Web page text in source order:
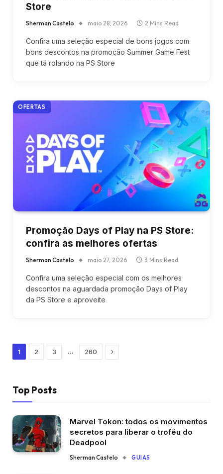
Store
Sherman Castelo maio 28, 2026 2 Mins Read
Confira uma seleção especial de bons jogos com
bons descontos na promoção Summer Game Fest
que tá rolando na PS Store
OFERTAS
Promoção Days of Play na PS Store:
confira as melhores ofertas
Sherman Castelo maio 27, 2026 3 Mins Read
Confira uma seleção especial com os melhores
descontos na aguardada promoção Days of Play
da PS Store e aproveite
1 2 3 … 260 Next
Top Posts
Marvel Tokon: todos os movimentos
secretos para liberar o troféu do
Deadpool
Sherman Castelo GUIAS